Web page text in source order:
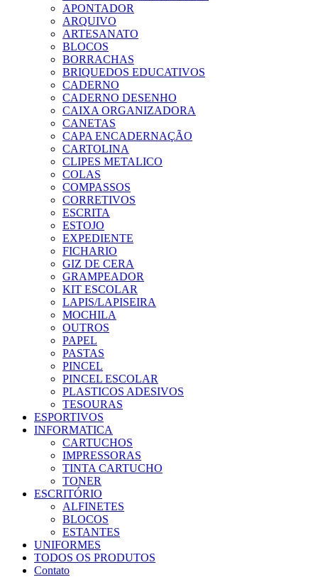
APONTADOR
ARQUIVO
ARTESANATO
BLOCOS
BORRACHAS
BRIQUEDOS EDUCATIVOS
CADERNO
CADERNO DESENHO
CAIXA ORGANIZADORA
CANETAS
CAPA ENCADERNAÇÃO
CARTOLINA
CLIPES METALICO
COLAS
COMPASSOS
CORRETIVOS
ESCRITA
ESTOJO
EXPEDIENTE
FICHARIO
GIZ DE CERA
GRAMPEADOR
KIT ESCOLAR
LAPIS/LAPISEIRA
MOCHILA
OUTROS
PAPEL
PASTAS
PINCEL
PINCEL ESCOLAR
PLASTICOS ADESIVOS
TESOURAS
ESPORTIVOS
INFORMATICA
CARTUCHOS
IMPRESSORAS
TINTA CARTUCHO
TONER
ESCRITÓRIO
ALFINETES
BLOCOS
ESTANTES
UNIFORMES
TODOS OS PRODUTOS
Contato